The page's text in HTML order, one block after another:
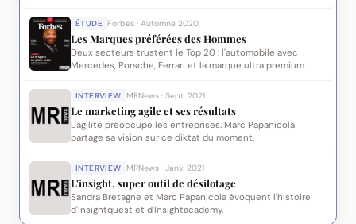
ÉTUDE Forbes · Automne 2020
Les Marques préférées des Hommes
Deux secteurs trustent le Top 20 : l'automobile avec
Mercedes, Porsche, Ferrari et la marque ultra premium.
INTERVIEW MRNews · Sept. 2021
Le marketing agile et ses résultats
L'agilité préoccupe les entreprises. Marc Papanicola
partage sa vision sur ce diktat du moment.
INTERVIEW MRNews · Janv. 2021
L'insight, super outil de désilotage
Sandra Bretagne et Marc Papanicola évoquent l'histoire
d'Insightquest et d'Insightacademy.